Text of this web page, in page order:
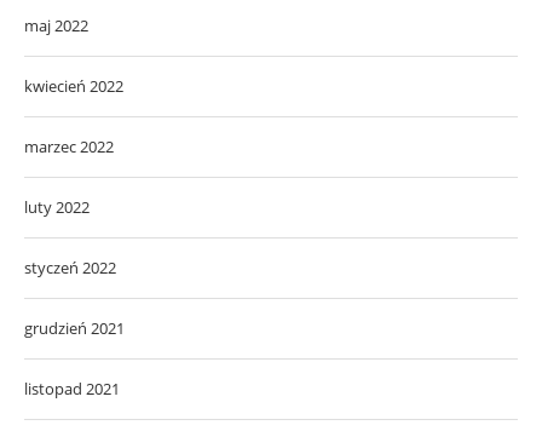
maj 2022
kwiecień 2022
marzec 2022
luty 2022
styczeń 2022
grudzień 2021
listopad 2021